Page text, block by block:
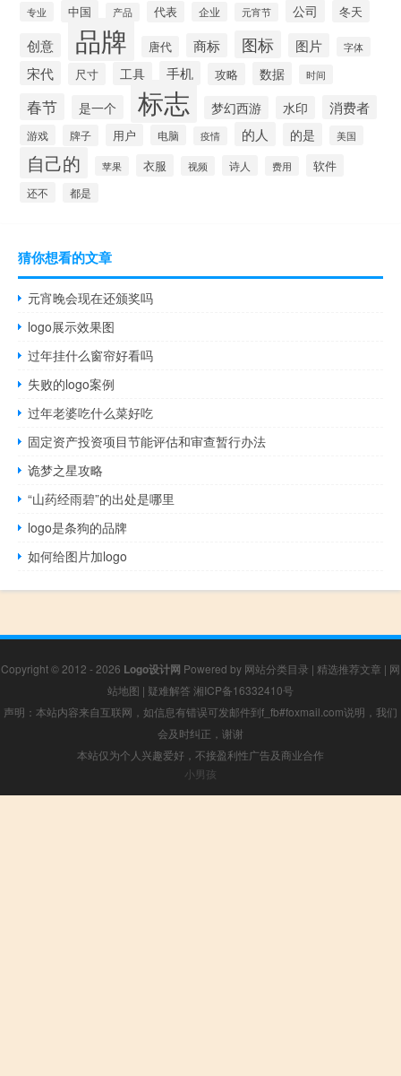
专业 中国 产品 代表 企业 元宵节 公司 冬天
创意 品牌 唐代 商标 图标 图片 字体
宋代 尺寸 工具 手机 攻略 数据 时间
春节 是一个 标志 梦幻西游 水印 消费者
游戏 牌子 用户 电脑 疫情 的人 的是 美国
自己的 苹果 衣服 视频 诗人 费用 软件
还不 都是
猜你想看的文章
元宵晚会现在还颁奖吗
logo展示效果图
过年挂什么窗帘好看吗
失败的logo案例
过年老婆吃什么菜好吃
固定资产投资项目节能评估和审查暂行办法
诡梦之星攻略
“山药经雨碧”的出处是哪里
logo是条狗的品牌
如何给图片加logo
Copyright © 2012 - 2026 Logo设计网 Powered by 网站分类目录 | 精选推荐文章 | 网
站地图 | 疑难解答 湘ICP备16332410号
声明：本站内容来自互联网，如信息有错误可发邮件到f_fb#foxmail.com说明，我们
会及时纠正，谢谢
本站仅为个人兴趣爱好，不接盈利性广告及商业合作
小男孩